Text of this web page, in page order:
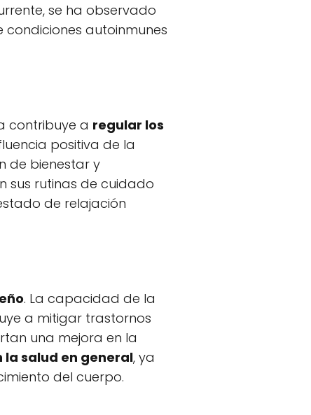
se ha observado
autoinmunes
contribuye a regular los
positiva de la
de bienestar y
sus rutinas de cuidado
de relajación
. La capacidad de la
a mitigar trastornos
una mejora en la
salud en general, ya
del cuerpo.